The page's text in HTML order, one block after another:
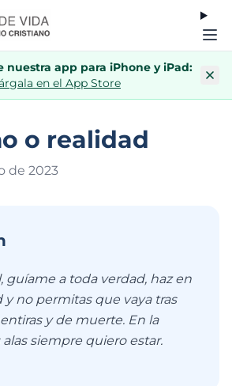
nuestra app para iPhone y iPad:
en el App Store
o realidad
de 2023
guíame a toda verdad, haz en
no permitas que vaya tras
y de muerte. En la
siempre quiero estar.